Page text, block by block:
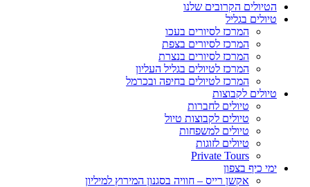
הטיולים הקרובים שלנו
טיולים בגליל
המרכז לסיורים בעכו
המרכז לסיורים בצפת
המרכז לסיורים בנצרת
המרכז לטיולים בגליל העליון
המרכז לטיולים בחיפה ובכרמל
טיולים לקבוצות
טיולים לחברות
טיולים לקבוצות טיול
טיולים למשפחות
טיולים לזוגות
Private Tours
ימי כיף בצפון
אקשן רייס – חוויה בסגנון המירוץ למיליון